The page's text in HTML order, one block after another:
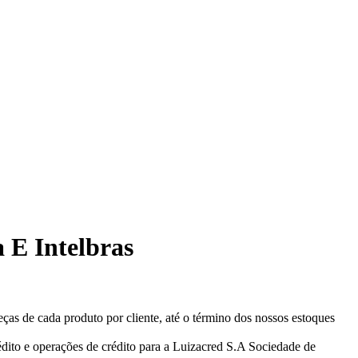
E Intelbras
de cada produto por cliente, até o término dos nossos estoques
e operações de crédito para a Luizacred S.A Sociedade de